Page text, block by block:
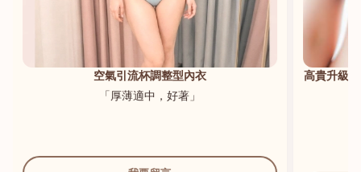
空氣引流杯調整型內衣
「厚薄適中，好著」
高貴升級